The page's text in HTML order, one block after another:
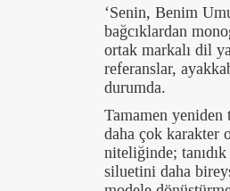
‘Senin, Benim
bağcıklardan
ortak markalı dil
referanslar,
durumda.
Tamamen yeniden
daha çok karakter
niteliğinde;
siluetini daha